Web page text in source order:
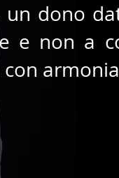
un dono
e non a